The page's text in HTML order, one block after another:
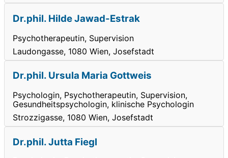
Dr.phil. Hilde Jawad-Estrak
Psychotherapeutin, Supervision
Laudongasse, 1080 Wien, Josefstadt
Dr.phil. Ursula Maria Gottweis
Psychologin, Psychotherapeutin, Supervision,
Gesundheitspsychologin, klinische Psychologin
Strozzigasse, 1080 Wien, Josefstadt
Dr.phil. Jutta Fiegl